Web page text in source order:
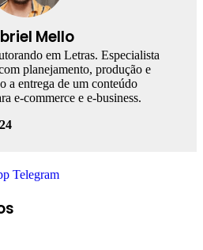
Mello
em Letras. Especialista
planejamento, produção e
a entrega de um conteúdo
e-commerce e e-business.
Telegram